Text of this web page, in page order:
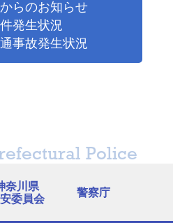
らのお知らせ
発生状況
事故発生状況
Police
奈川県
委員会 警察庁